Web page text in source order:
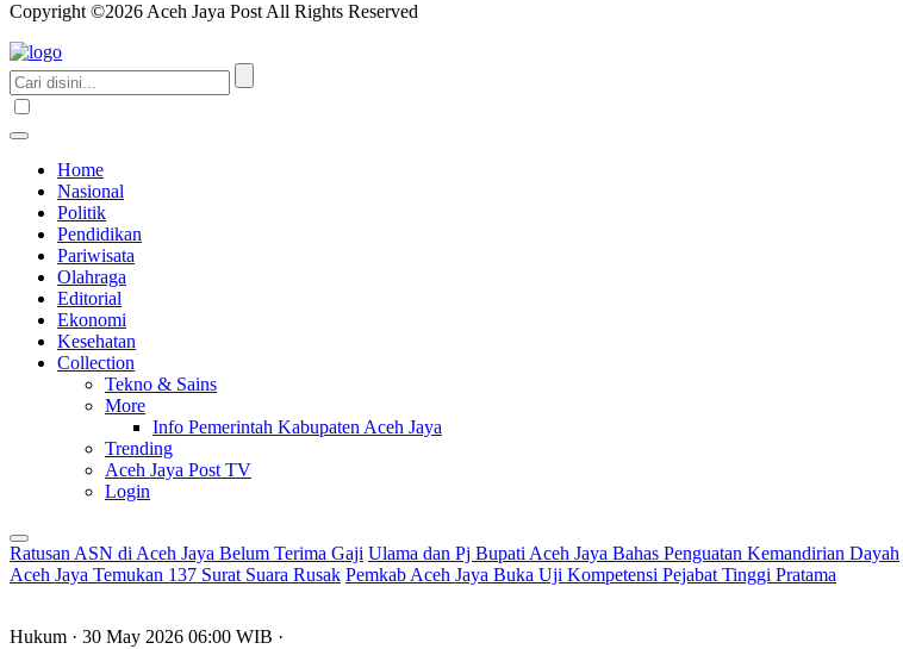
Copyright ©2026 Aceh Jaya Post All Rights Reserved
Home
Nasional
Politik
Pendidikan
Pariwisata
Olahraga
Editorial
Ekonomi
Kesehatan
Collection
Tekno & Sains
More
Info Pemerintah Kabupaten Aceh Jaya
Trending
Aceh Jaya Post TV
Login
Ratusan ASN di Aceh Jaya Belum Terima Gaji Ulama dan Pj Bupati Aceh Jaya Bahas Penguatan Kemandirian Dayah
Aceh Jaya Temukan 137 Surat Suara Rusak Pemkab Aceh Jaya Buka Uji Kompetensi Pejabat Tinggi Pratama
Hukum · 30 May 2026 06:00 WIB ·